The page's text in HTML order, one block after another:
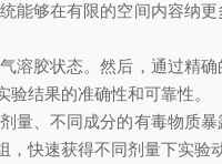
能够在有限的空间内容纳
胶状态。然后，通过精
结果的准确性和可靠性。
、不同成分的有毒物质
快速获得不同剂量下实验